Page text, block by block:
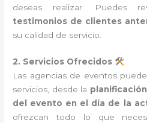
deseas realizar. Puedes
testimonios de clientes
su calidad de servicio.
2. Servicios Ofrecidos
Las agencias de eventos
servicios, desde la
del evento en el día de la
ofrezcan todo lo que